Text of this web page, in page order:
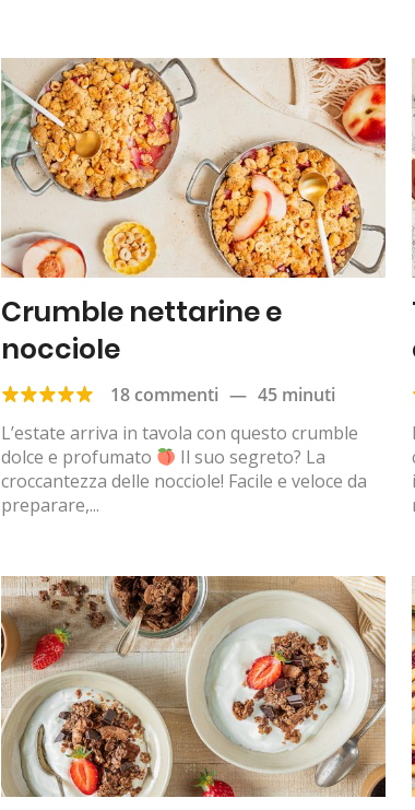
Crumble nettarine e
nocciole
18 commenti — 45 minuti
L’estate arriva in tavola con questo crumble
dolce e profumato
Il suo segreto? La
croccantezza delle nocciole! Facile e veloce da
preparare,...